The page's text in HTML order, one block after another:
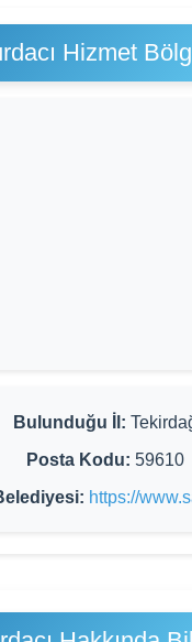
Hizmet
Bulunduğu İl:
Posta Kodu: 59610
https://